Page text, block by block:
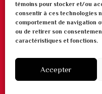
témoins pour stocker et/ou
consentir à ces technologies
comportement de navigation
ou de retirer son
caractéristiques et fonctions.
Accepter